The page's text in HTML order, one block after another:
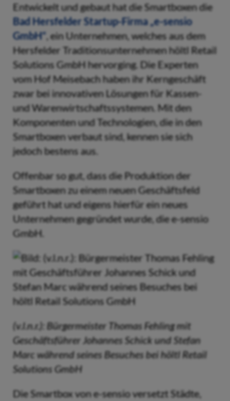
Entwickelt und gebaut hat die Smartboxen die
Bad Hersfelder Startup-Firma „e-sensio
GmbH“ , ein Unternehmen, welches aus dem
Hersfelder Traditionsunternehmen höltl Retail
Solutions GmbH hervorging. Die Experten
vom Hof Meisebach haben ihr Kerngeschäft
zwar bei innovativen Lösungen für Kassen-
und Warenwirtschaftssystemen. Mit den
Komponenten und Technologien, die in den
Smartboxen verbaut sind, kennen sie sich
jedoch bestens aus.
Offenbar so gut, dass die Produktion der
Smartboxen zu einem neuen Geschäftsfeld
geführt hat und eigens hierfür ein neues
Unternehmen gegründet wurde, die e-sensio
GmbH.
(v.l.n.r.): Bürgermeister Thomas Fehling mit
Geschäftsführer Johannes Schick und Stefan
Marc während seines Besuches bei höltl Retail
Solutions GmbH
Die Smartbox von e-sensio versetzt Städte,